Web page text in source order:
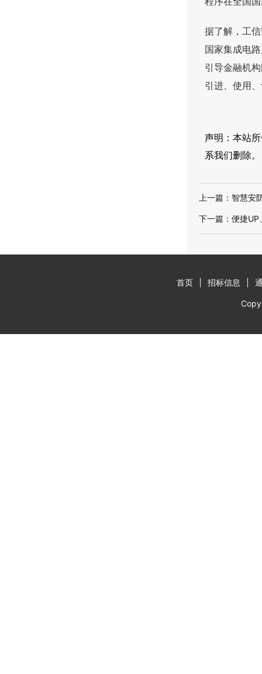
据了解，工
国家集成电
引导金融机
引进、使用
声明：本站
系我们删除。
上一篇： 智慧安
下一篇： 便捷UP
首页 招标信息